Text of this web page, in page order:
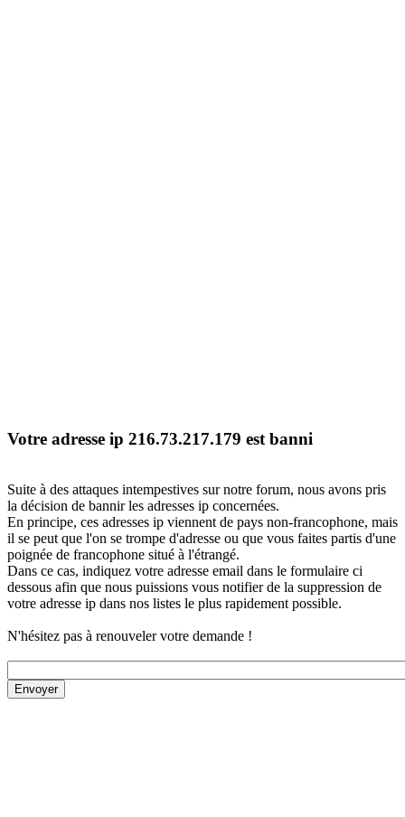
Votre adresse ip 216.73.217.179 est banni
Suite à des attaques intempestives sur notre forum, nous avons pris
la décision de bannir les adresses ip concernées.
En principe, ces adresses ip viennent de pays non-francophone, mais
il se peut que l'on se trompe d'adresse ou que vous faites partis d'une
poignée de francophone situé à l'étrangé.
Dans ce cas, indiquez votre adresse email dans le formulaire ci
dessous afin que nous puissions vous notifier de la suppression de
votre adresse ip dans nos listes le plus rapidement possible.
N'hésitez pas à renouveler votre demande !